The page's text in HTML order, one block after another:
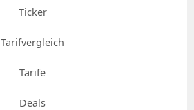
Ticker
Tarifvergleich
Tarife
Deals